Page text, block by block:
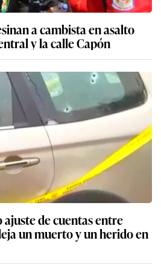
a cambista en asalto
y la calle Capón
de cuentas entre
un muerto y un herido en